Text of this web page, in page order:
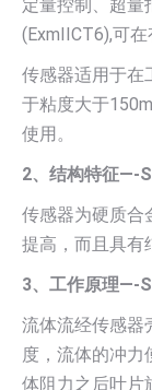
定量控制、超量
(ExmIICT6),可
传感器适用于在
于粘度大于
使用。
2、结构特征—-
传感器为硬质合
提高，而且具有
3、工作原理—-
流体流经传感器
度，流体的冲
体阻力之后叶片